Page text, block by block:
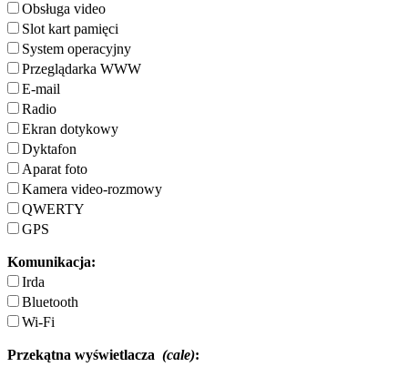
Obsługa video
Slot kart pamięci
System operacyjny
Przeglądarka WWW
E-mail
Radio
Ekran dotykowy
Dyktafon
Aparat foto
Kamera video-rozmowy
QWERTY
GPS
Komunikacja:
Irda
Bluetooth
Wi-Fi
Przekątna wyświetlacza (cale):